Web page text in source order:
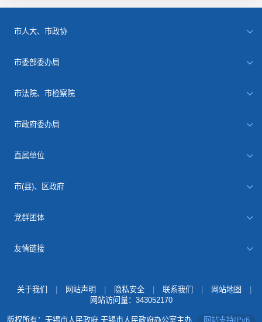
市人大、市政协
市委部委办局
市法院、市检察院
市政府委办局
直属单位
市(县)、区政府
党群团体
友情链接
关于我们 网站声明 隐私安全 联系我们 网站地图
网站访问量： 343052170
版权所有：无锡市人民政府 无锡市人民政府办公室主办 网站支持IPv6